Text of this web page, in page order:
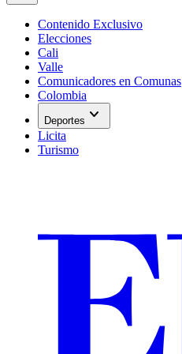
Contenido Exclusivo
Elecciones
Cali
Valle
Comunicadores en Comunas
Colombia
Deportes expand_more
Licita
Turismo